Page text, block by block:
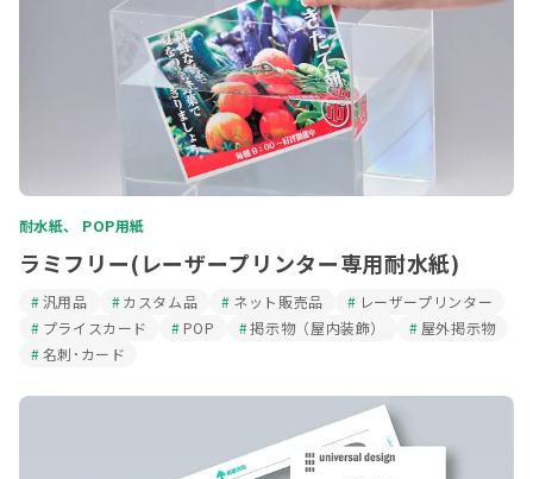
耐水紙、 POP用紙
ラミフリー(レーザープリンター専用耐水紙)
汎用品 カスタム品 ネット販売品
レーザープリンター
プライスカード
POP 掲示物（屋内装飾）
屋外掲示物
名刺･カード